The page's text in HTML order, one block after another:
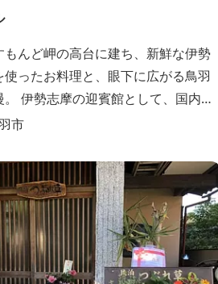
んど岬の高台に建ち、新鮮な伊勢
ったお料理と、眼下に広がる鳥羽
伊勢志摩の迎賓館として、国内外
迎えしている伝統と格式のあるホ
付の新客室「オーシャンビュース
」が誕生！ エントランスやフロン
ラウンジ、パールオーシャンテラ...
市